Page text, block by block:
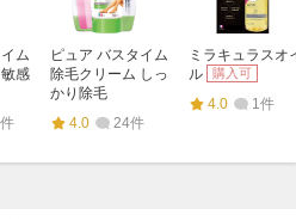
ム
感
ピュア バスタイム
除毛クリーム しっ
かり除毛
4.0
24件
ミラキュラスオ
ル
購入可
4.0 1件